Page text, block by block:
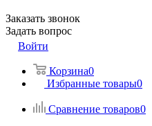
Заказать звонок
Задать вопрос
Войти
Корзина0
Избранные товары0
Сравнение товаров0